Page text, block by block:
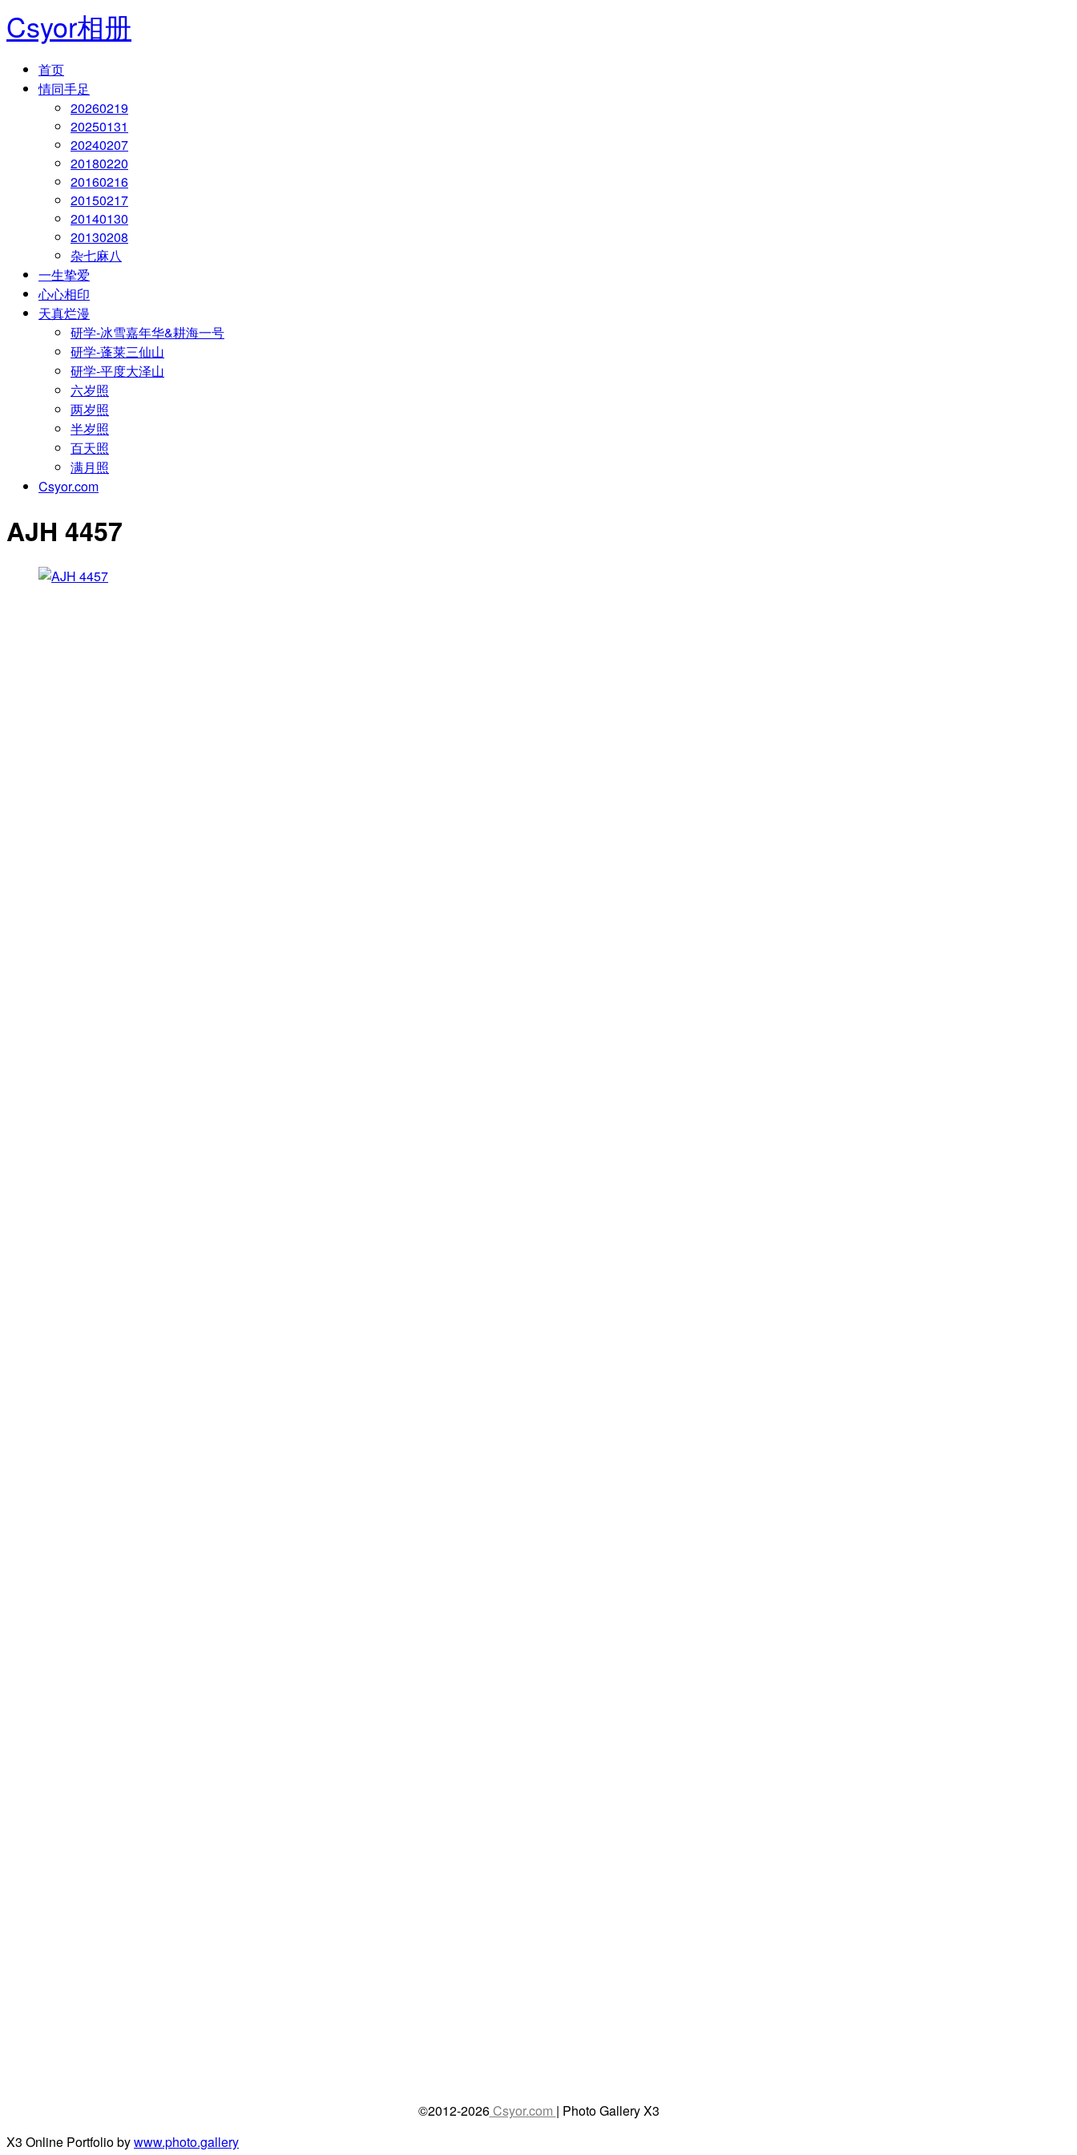
Csyor相册
首页
情同手足
20260219
20250131
20240207
20180220
20160216
20150217
20140130
20130208
杂七麻八
一生挚爱
心心相印
天真烂漫
研学-冰雪嘉年华&耕海一号
研学-蓬莱三仙山
研学-平度大泽山
六岁照
两岁照
半岁照
百天照
满月照
Csyor.com
AJH 4457
©2012-2026Csyor.com | Photo Gallery X3
X3 Online Portfolio bywww.photo.gallery